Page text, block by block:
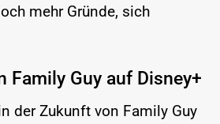
mehr Gründe, sich
Family Guy auf Disney+
der Zukunft von Family Guy